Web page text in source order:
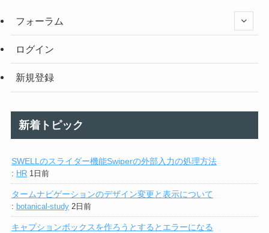
フォーラム
ログイン
新規登録
新着トピック
SWELLのスライダー機能Swiperの外部入力の処理方法
: HR 1日前
タームナビゲーションのデザイン変更と表示について
: botanical-study 2日前
キャプションボックスを作ろうとするとエラーになる